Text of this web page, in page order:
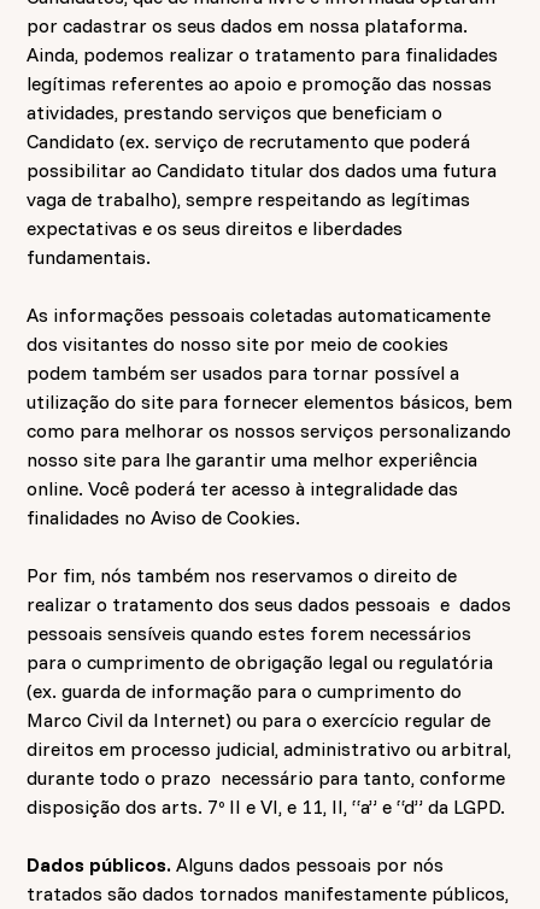
por cadastrar os seus dados em nossa plataforma.
Ainda, podemos realizar o tratamento para finalidades
legítimas referentes ao apoio e promoção das nossas
atividades, prestando serviços que beneficiam o
Candidato (ex. serviço de recrutamento que poderá
possibilitar ao Candidato titular dos dados uma futura
vaga de trabalho), sempre respeitando as legítimas
expectativas e os seus direitos e liberdades
fundamentais.
As informações pessoais coletadas automaticamente
dos visitantes do nosso site por meio de cookies
podem também ser usados para tornar possível a
utilização do site para fornecer elementos básicos, bem
como para melhorar os nossos serviços personalizando
nosso site para lhe garantir uma melhor experiência
online. Você poderá ter acesso à integralidade das
finalidades noAviso de Cookies.
Por fim, nós também nos reservamos o direito de
realizar o tratamento dos seus dados pessoais e dados
pessoais sensíveis quando estes forem necessários
para o cumprimento de obrigação legal ou regulatória
(ex. guarda de informação para o cumprimento do
Marco Civil da Internet) ou para o exercício regular de
direitos em processo judicial, administrativo ou arbitral,
durante todo o prazo necessário para tanto, conforme
disposição dos arts. 7º II e VI, e 11, II, “a” e “d” da LGPD.
Dados públicos.Alguns dados pessoais por nós
tratados são dados tornados manifestamente públicos,